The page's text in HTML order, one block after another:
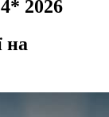
2026
на